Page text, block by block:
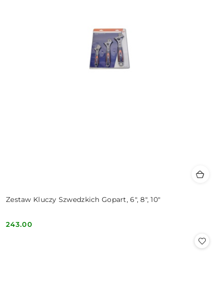
Zestaw Kluczy Szwedzkich Gopart, 6", 8", 10"
Cena:
243.00